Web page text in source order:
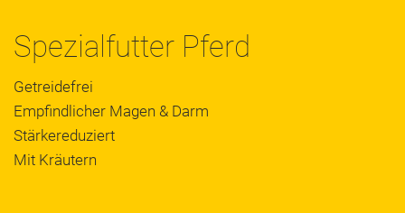
Spezialfutter Pferd
Getreidefrei
Empfindlicher Magen & Darm
Stärkereduziert
Mit Kräutern